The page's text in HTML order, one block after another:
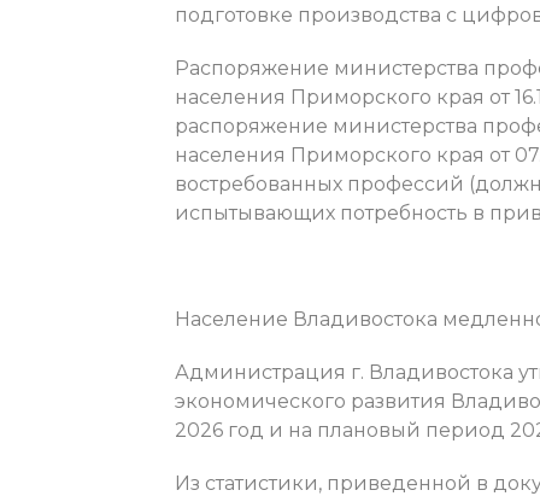
подготовке производства с
Распоряжение министерства
населения Приморского края от
распоряжение министерства
населения Приморского края от
востребованных профессий
испытывающих потребность в
Население Владивостока
Администрация г. Владивостока
экономического развития
2026 год и на плановый период
Из статистики, приведенной в